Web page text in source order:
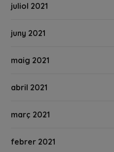
juliol 2021
juny 2021
maig 2021
abril 2021
març 2021
febrer 2021